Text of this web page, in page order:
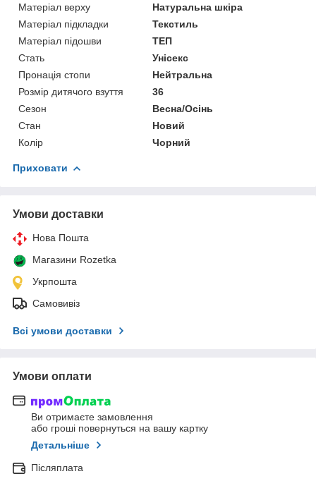
Матеріал верху
Натуральна шкіра
Матеріал підкладки
Текстиль
Матеріал підошви
ТЕП
Стать
Унісекс
Пронація стопи
Нейтральна
Розмір дитячого взуття
36
Сезон
Весна/Осінь
Стан
Новий
Колір
Чорний
Приховати
Умови доставки
Нова Пошта
Магазини Rozetka
Укрпошта
Самовивіз
Всі умови доставки
Умови оплати
Ви отримаєте замовлення
або гроші повернуться на вашу картку
Детальніше
Післяплата